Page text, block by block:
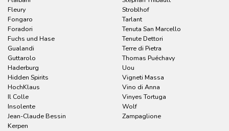
Fleury
Fongaro
Foradori
Fuchs und Hase
Gualandi
Guttarolo
Haderburg
Hidden Spirits
HochKlaus
Il Colle
Insolente
Jean-Claude Bessin
Kerpen
Stroblhof
Tarlant
Tenuta San Marcello
Tenute Dettori
Terre di Pietra
Thomas Puéchavy
Uou
Vigneti Massa
Vino di Anna
Vinyes Tortuga
Wolf
Zampaglione